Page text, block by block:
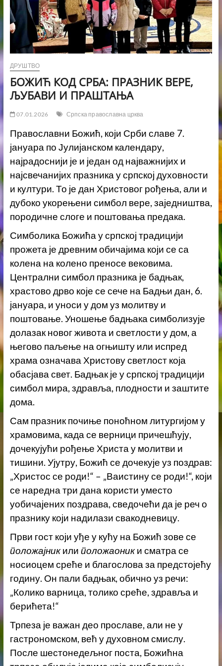
ДРУШТВО
БОЖИЋ КОД СРБА: ПРАЗНИК ВЕРЕ,
ЉУБАВИ И ПРАШТАЊА
07.01.2026 Српска православна црква
Православни Божић, који Срби славе 7.
јануара по Јулијанском календару,
најрадоснији је и један од најважнијих и
најсвечанијих празника у српској духовности
и култури. То је дан Христовог рођења, али и
дубоко укорењени симбол вере, заједништва,
породичне слоге и поштовања предака.
Симболика Божића у српској традицији
прожета је древним обичајима који се са
колена на колено преносе вековима.
Централни симбол празника је бадњак,
храстово дрво које се сече на Бадњи дан, 6.
јануара, и уноси у дом уз молитву и
поштовање. Уношење бадњака симболизује
долазак новог живота и светлости у дом, а
његово паљење на огњишту или испред
храма означава Христову светлост која
обасјава свет. Бадњак је у српској традицији
симбол мира, здравља, плодности и заштите
дома.
Сам празник почиње поноћном литургијом у
храмовима, када се верници причешћују,
дочекујући рођење Христа у молитви и
тишини. Ујутру, Божић се дочекује уз поздрав:
„Христос се роди!“ – „Ваистину се роди!“, који
се наредна три дана користи уместо
уобичајених поздрава, сведочећи да је реч о
празнику који надилази свакодневицу.
Први гост који уђе у кућу на Божић зове се
положајникили положаоники сматра се
носиоцем среће и благослова за предстојећу
годину. Он пали бадњак, обично уз речи:
„Колико варница, толико среће, здравља и
берићета!“
Трпеза је важан део прославе, али не у
гастрономском, већ у духовном смислу.
После шестонедељног поста, Божићна